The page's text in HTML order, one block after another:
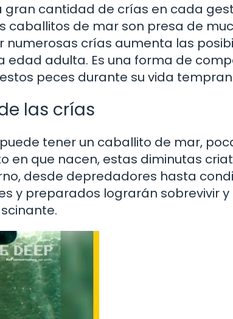
cantidad de crías en cada
caballitos de mar son presa de
crías aumenta las
adulta. Es una forma de
peces durante su vida
las crías
tener un caballito de mar,
en que nacen, estas diminutas
desde depredadores hasta
y preparados lograrán sobrevivir